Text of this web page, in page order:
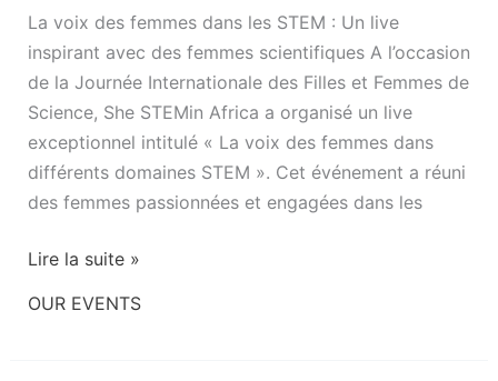
La voix des femmes dans les STEM : Un live
inspirant avec des femmes scientifiques A l’occasion
de la Journée Internationale des Filles et Femmes de
Science, She STEMin Africa a organisé un live
exceptionnel intitulé « La voix des femmes dans
différents domaines STEM ». Cet événement a réuni
des femmes passionnées et engagées dans les
Lire la suite »
OUR EVENTS